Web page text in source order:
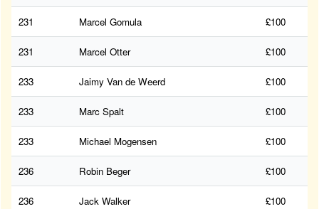
231 Marcel Gomula £100
231 Marcel Otter £100
233 Jaimy Van de Weerd £100
233 Marc Spalt £100
233 Michael Mogensen £100
236 Robin Beger £100
236 Jack Walker £100